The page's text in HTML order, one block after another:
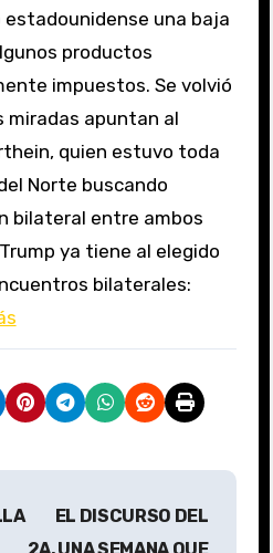
estadounidense una baja
productos
impuestos. Se volvió
miradas apuntan al
quien estuvo toda
Norte buscando
bilateral entre ambos
ya tiene al elegido
bilaterales:
EL DISCURSO DEL
2A, UNA SEMANA QUE